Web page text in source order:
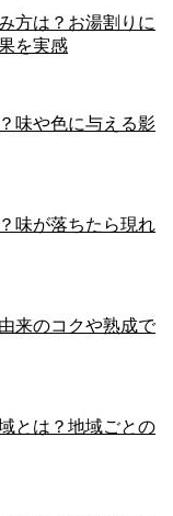
方は？お湯割りに
を実感
味や色に与える影
味が落ちたら現れ
来のコクや熟成で
とは？地域ごとの